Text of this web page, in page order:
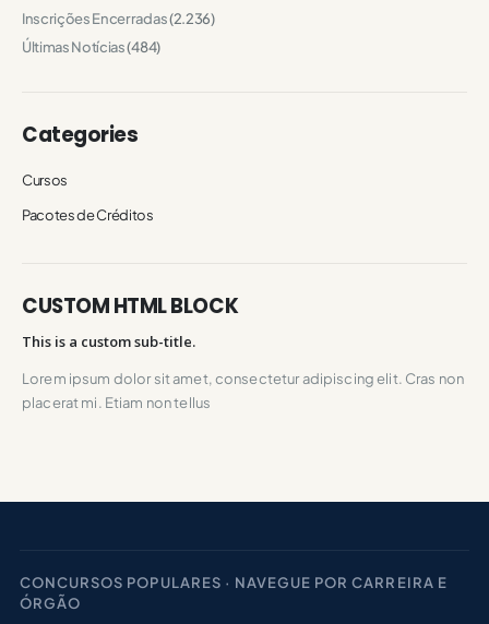
Inscrições Encerradas(2.236)
Últimas Notícias(484)
Categories
Cursos
Pacotes de Créditos
CUSTOM HTML BLOCK
This is a custom sub-title.
Lorem ipsum dolor sit amet, consectetur adipiscing elit. Cras non
placerat mi. Etiam non tellus
CONCURSOS POPULARES · NAVEGUE POR CARREIRA E
ÓRGÃO